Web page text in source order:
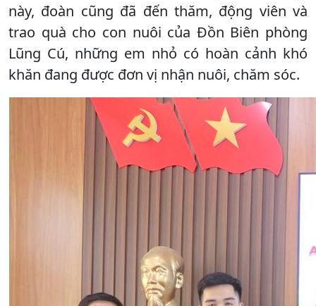
này, đoàn cũng đã đến thăm, động viên và
trao quà cho con nuôi của Đồn Biên phòng
Lũng Cú, những em nhỏ có hoàn cảnh khó
khăn đang được đơn vị nhận nuôi, chăm sóc.